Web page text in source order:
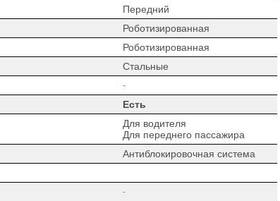
Передний
Роботизированная
Роботизированная
Стальные
-
Есть
Для водителя
Для переднего пассажира
Антиблокировочная система
-